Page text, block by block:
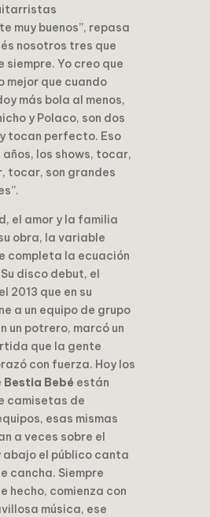
muy buenos”, repasa
nosotros tres que
siempre. Yo creo que
mejor que cuando
más bola al menos,
y Polaco, son dos
tocan perfecto. Eso
los shows, tocar,
tocar, son grandes
el amor y la familia
obra, la variable
completa la ecuación
disco debut, el
2013 que en su
a un equipo de grupo
un potrero, marcó un
que la gente
con fuerza. Hoy los
Bestia Bebé están
camisetas de
esas mismas
a veces sobre el
abajo el público canta
cancha. Siempre
hecho, comienza con
música, ese